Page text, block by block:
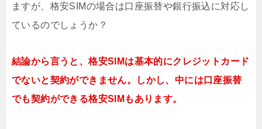
ますが、格安SIMの場合は口座振替や銀行振込に対応し
ているのでしょうか？
結論から言うと、格安SIMは基本的にクレジットカード
でないと契約ができません。しかし、中には口座振替
でも契約ができる格安SIMもあります。